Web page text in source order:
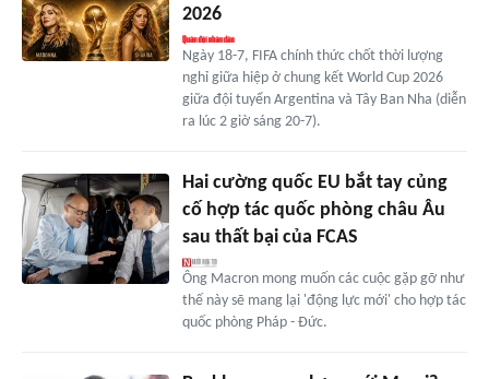
2026
Ngày 18-7, FIFA chính thức chốt thời lượng
nghỉ giữa hiệp ở chung kết World Cup 2026
giữa đội tuyển Argentina và Tây Ban Nha (diễn
ra lúc 2 giờ sáng 20-7).
Hai cường quốc EU bắt tay củng
cố hợp tác quốc phòng châu Âu
sau thất bại của FCAS
Ông Macron mong muốn các cuộc gặp gỡ như
thế này sẽ mang lại 'động lực mới' cho hợp tác
quốc phòng Pháp - Đức.